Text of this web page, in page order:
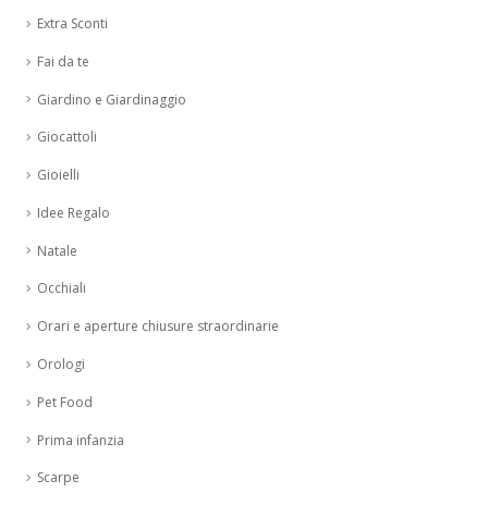
Extra Sconti
Fai da te
Giardino e Giardinaggio
Giocattoli
Gioielli
Idee Regalo
Natale
Occhiali
Orari e aperture chiusure straordinarie
Orologi
Pet Food
Prima infanzia
Scarpe